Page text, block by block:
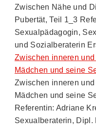
Zwischen Nähe und
Pubertät, Teil 1_3
Sexualpädagogin,
und Sozialberaterin
Zwischen inneren
Mädchen und seine
Zwischen inneren
Mädchen und seine
Referentin: Adriane
Sexualberaterin, Dipl.